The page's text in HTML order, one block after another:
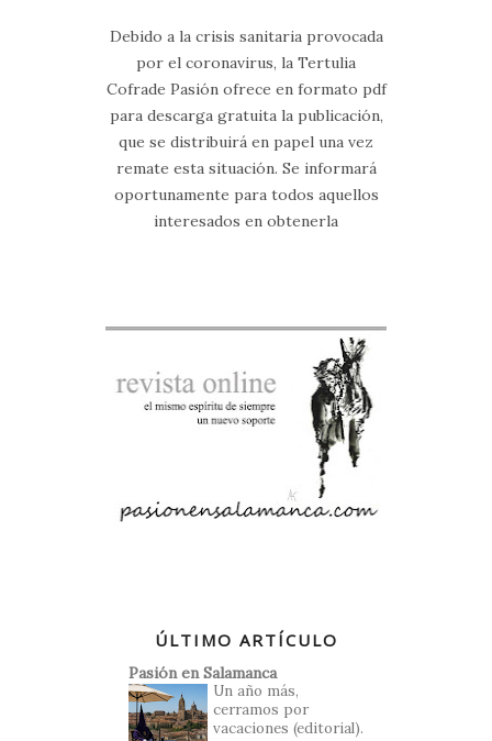
Debido a la crisis sanitaria provocada
por el coronavirus, la Tertulia
Cofrade Pasión ofrece en formato pdf
para descarga gratuita la publicación,
que se distribuirá en papel una vez
remate esta situación. Se informará
oportunamente para todos aquellos
interesados en obtenerla
ÚLTIMO ARTÍCULO
Pasión en Salamanca
Un año más,
cerramos por
vacaciones (editorial).